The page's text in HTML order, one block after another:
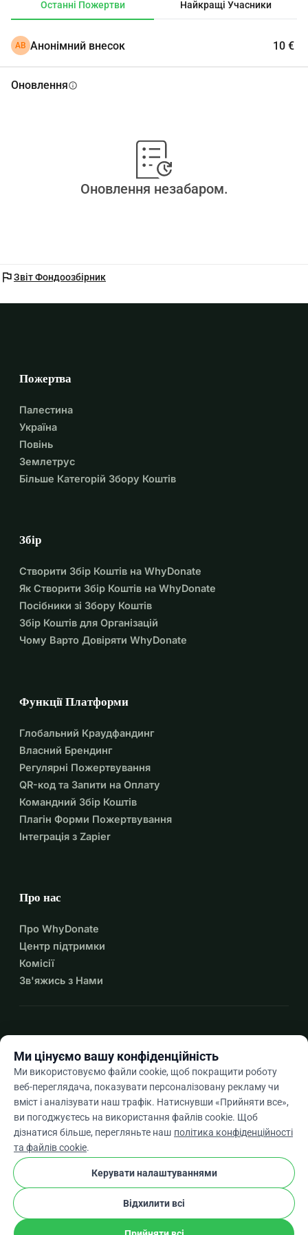
Дякую вам за підтримку!
Останні Пожертви Найкращі Учасники
АВ Анонімний внесок 10 €
Оновленняinfo
Оновлення незабаром.
flagЗвіт Фондоозбірник
Пожертва
Палестина
Україна
Повінь
Землетрус
Більше Категорій Збору Коштів
Збір
Створити Збір Коштів на WhyDonate
Як Створити Збір Коштів на WhyDonate
Посібники зі Збору Коштів
Збір Коштів для Організацій
Чому Варто Довіряти WhyDonate
Функції Платформи
Глобальний Краудфандинг
Власний Брендинг
Регулярні Пожертвування
QR-код та Запити на Оплату
Командний Збір Коштів
Плагін Форми Пожертвування
Інтеграція з Zapier
Про нас
Про WhyDonate
Центр підтримки
Комісії
Зв'яжись з Нами
Ukarrow_drop_down
★★★★★4,9 / 5 на основі 500+ відгуків
WhyDonate
Конфіденційність і файли cookie
Умови та положення
stripe checkПеревірений Партнер
Ми цінуємо вашу конфіденційність
Ми використовуємо файли cookie, щоб покращити роботу
веб-переглядача, показувати персоналізовану рекламу чи
вміст і аналізувати наш трафік. Натиснувши «Прийняти все»,
ви погоджуєтесь на використання файлів cookie. Щоб
дізнатися більше, перегляньте наш політика конфіденційності
та файлів cookie.
Керувати налаштуваннями
Відхилити всі